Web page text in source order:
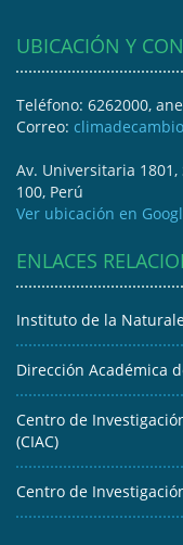
UBICACIÓN Y
Teléfono: 6262000,
Correo:
Av. Universitaria
100, Perú
Ver ubicación en
ENLACES
Instituto de la
Dirección Académica
Centro de
(CIAC)
Centro de